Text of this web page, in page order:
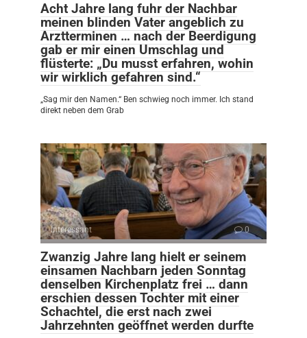
Acht Jahre lang fuhr der Nachbar
meinen blinden Vater angeblich zu
Arztterminen … nach der Beerdigung
gab er mir einen Umschlag und
flüsterte: „Du musst erfahren, wohin
wir wirklich gefahren sind.“
„Sag mir den Namen.“ Ben schwieg noch immer. Ich stand
direkt neben dem Grab
Interessant 0
Zwanzig Jahre lang hielt er seinem
einsamen Nachbarn jeden Sonntag
denselben Kirchenplatz frei … dann
erschien dessen Tochter mit einer
Schachtel, die erst nach zwei
Jahrzehnten geöffnet werden durfte